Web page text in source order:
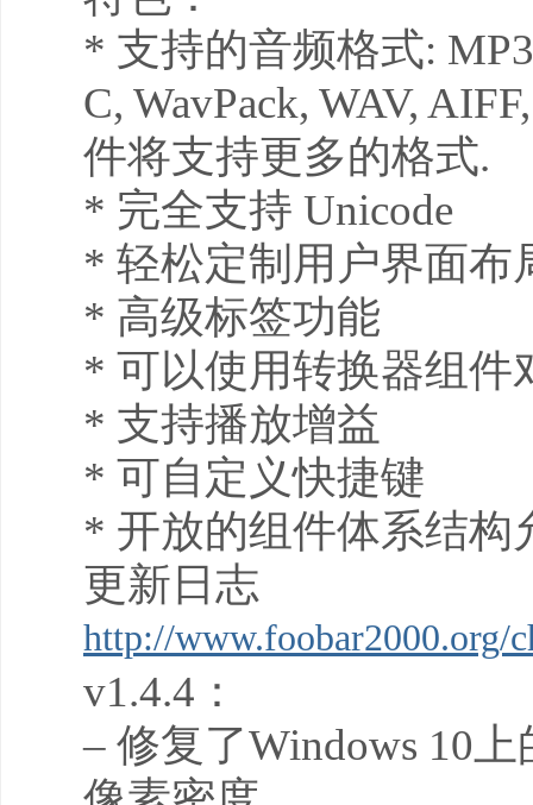
* 支持的音频格式:
C, WavPack, WAV,
件将支持更多的格式.
* 完全支持 Unicode
* 轻松定制用户界面布
* 高级标签功能
* 可以使用转换器组件
* 支持播放增益
* 可自定义快捷键
* 开放的组件体系结构
更新日志
http://www.foobar2000.org/
v1.4.4：
– 修复了Windows 10